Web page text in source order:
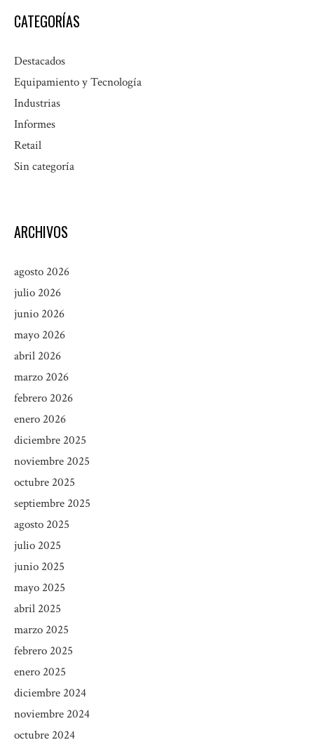
CATEGORÍAS
Destacados
Equipamiento y Tecnología
Industrias
Informes
Retail
Sin categoría
ARCHIVOS
agosto 2026
julio 2026
junio 2026
mayo 2026
abril 2026
marzo 2026
febrero 2026
enero 2026
diciembre 2025
noviembre 2025
octubre 2025
septiembre 2025
agosto 2025
julio 2025
junio 2025
mayo 2025
abril 2025
marzo 2025
febrero 2025
enero 2025
diciembre 2024
noviembre 2024
octubre 2024